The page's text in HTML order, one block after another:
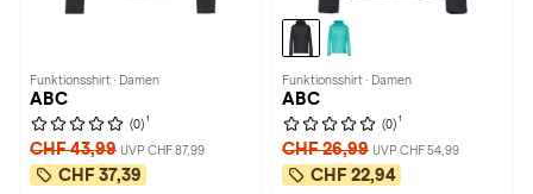
Funktionsshirt · Damen
ABC
(0) 1
CHF 43,99 UVP CHF 87,99
CHF 37,39
Funktionsshirt · Damen
ABC
(0) 1
CHF 26,99 UVP CHF 54,99
CHF 22,94